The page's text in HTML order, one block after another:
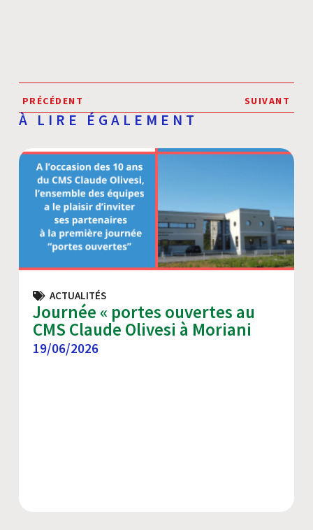
PRÉCÉDENT SUIVANT
À LIRE ÉGALEMENT
ACTUALITÉS
Journée « portes ouvertes au
CMS Claude Olivesi à Moriani
19/06/2026